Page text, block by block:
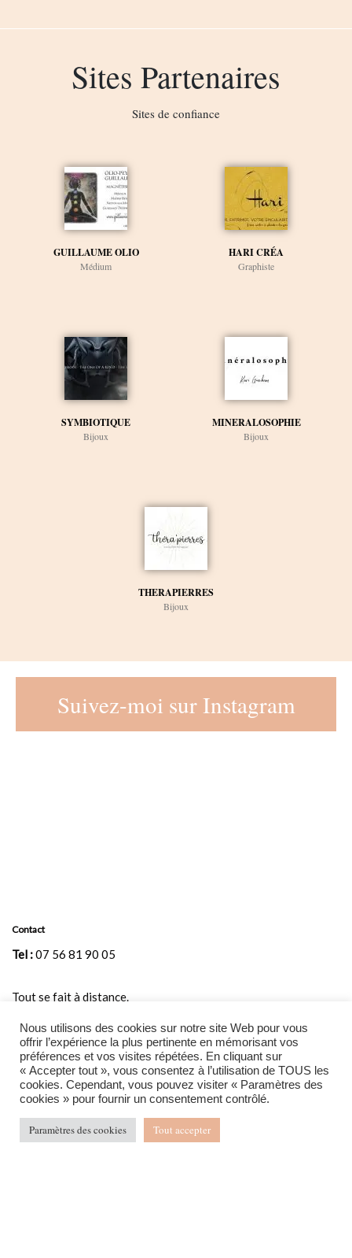
Sites Partenaires
Sites de confiance
GUILLAUME OLIO
Médium
HARI CRÉA
Graphiste
SYMBIOTIQUE
Bijoux
MINERALOSOPHIE
Bijoux
THERAPIERRES
Bijoux
Suivez-moi sur Instagram
Contact
Tel :07 56 81 90 05
Tout se fait à distance.
Mail: tarologielabonneetoile@gmail.com
Page
Accueil
Contact
Mentions Légales et Conditions Générales de Vente
Nous utilisons des cookies sur notre site Web pour vous
offrir l’expérience la plus pertinente en mémorisant vos
préférences et vos visites répétées. En cliquant sur
« Accepter tout », vous consentez à l’utilisation de TOUS les
cookies. Cependant, vous pouvez visiter « Paramètres des
cookies » pour fournir un consentement contrôlé.
Paramètres des cookies Tout accepter